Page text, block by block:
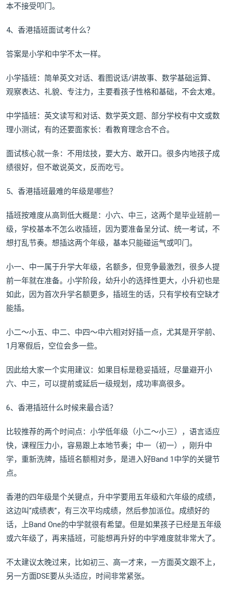
本不接受叩门。
4、香港插班面试考什么？
答案是小学和中学不太一样。
小学插班：简单英文对话、看图说话/讲故事、数学基础运算、
观察表达、礼貌、专注力，主要看孩子性格和基础，不会太难。
中学插班：英文读写和对话、数学英文题、部分学校有中文或数
理小测试，有的还要面家长：看教育理念合不合。
面试核心就一条：不用炫技，要大方、敢开口。很多内地孩子成
绩很好，但不敢说英文，反而吃亏。
5、香港插班最难的年级是哪些？
插班按难度从高到低大概是：小六、中三，这两个是毕业班前一
级，学校基本不怎么收插班，因为要准备呈分试、统一考试，不
想打乱节奏。想插这两个年级，基本只能碰运气或叩门。
小一、中一属于升学大年级，名额多，但竞争最激烈，很多人提
前一年就在准备。小学阶段，幼升小的选择性更大，小升初也是
如此，因为首次升学名额更多，插班生的话，只有学校有空缺才
能插。
小二～小五、中二、中四～中六相对好插一点，尤其是开学前、
1月寒假后，空位会多一些。
因此给大家一个实用建议：如果目标是稳妥插班，尽量避开小
六、中三，可以提前或延后一级规划，成功率高很多。
6、香港插班什么时候来最合适？
比较推荐的两个时间点：小学低年级（小二～小三），语言适应
快，课程压力小，容易跟上本地节奏；中一（初一），刚升中
学，重新洗牌，插班名额相对多，是进入好Band 1中学的关键节
点。
香港的四年级是个关键点，升中学要用五年级和六年级的成绩，
这边叫“成绩表”，有三次平均成绩，然后参加派位。成绩好的
话，上Band One的中学就很有希望。但是如果孩子已经是五年级
或六年级了，再来插班，可能想再升好的中学难度就非常大了。
不太建议太晚过来，比如初三、高一才来，一方面英文跟不上，
另一方面DSE要从头适应，时间非常紧张。